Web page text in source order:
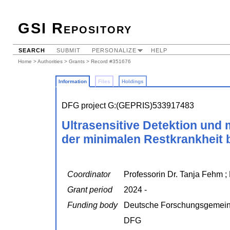
GSI Repository
SEARCH SUBMIT PERSONALIZE HELP
Home >Authorities > Grants > Record #351676
Information Files Holdings
DFG project G:(GEPRIS)533917483
Ultrasensitive Detektion und
der minimalen Restkrankheit
Coordinator
Professorin Dr. Tanja Fehm
Grant period
2024 -
Funding body
Deutsche
DFG